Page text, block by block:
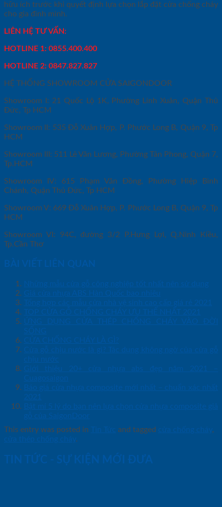
hữu ích trước khi quyết định lựa chọn lắp đặt cửa chống cháy
cho gia đình mình.
LIÊN HỆ TƯ VẤN:
HOTLINE 1: 0855.400.400
HOTLINE 2: 0847.827.827
HỆ THỐNG SHOWROOM CỬA SAIGONDOOR
Showroom I: 21 Quốc Lộ 1K, Phường Linh Xuân, Quận Thủ
Đức, Tp HCM
Showroom II: 535 Đỗ Xuân Hợp, P. Phước Long B, Quận 9, Tp
HCM
Showroom III: 511 Lê Văn Lương, Phường Tân Phong, Quận 7,
Tp.HCM
Showroom IV: 615 Phạm Văn Đồng, Phường Hiệp Bình
Chánh, Quận Thủ Đức, Tp HCM
Showroom V: 669 Đỗ Xuân Hợp, P. Phước Long B, Quận 9, Tp
HCM
Showroom VI: 94C, đường 3/2 P.Hưng Lợi, Q.Ninh Kiều,
Tp.Cần Thơ
BÀI VIẾT LIÊN QUAN
Những mẫu cửa gỗ công nghiệp tốt nhất nên sử dụng
Giá cửa nhựa ABS Hàn Quốc bao nhiêu
Tổng hợp các mẫu cửa nhà vệ sinh cao cấp giá rẻ 2021
TOP CỬA GỖ CHỐNG CHÁY ƯU THẾ NHẤT 2021
ỨNG DỤNG CỬA THÉP CHỐNG CHÁY VÀO ĐỜI
SỐNG
CỬA CHỐNG CHÁY LÀ GÌ?
Cửa gỗ chịu nước là gì? Tác dụng không ngờ của cửa gỗ
chịu nước
Giới thiệu 20+ cửa nhựa abs đẹp năm 2021 –
Cuagosaigon
Báo giá cửa nhựa composite mới nhất – chuẩn xác nhất
2021
Bật mí 5 lý do bạn nên lựa chọn cửa nhựa composite giả
gỗ của SaigonDoor
This entry was posted in Tin Tức and tagged cửa chống cháy,
cửa thép chống cháy.
TIN TỨC - SỰ KIỆN MỚI ĐƯA